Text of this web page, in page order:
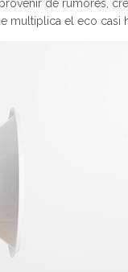
de rumores,
el eco casi